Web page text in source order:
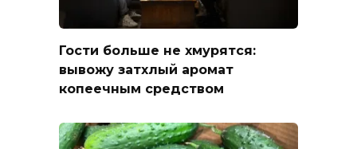
Гости больше не хмурятся:
вывожу затхлый аромат
копеечным средством